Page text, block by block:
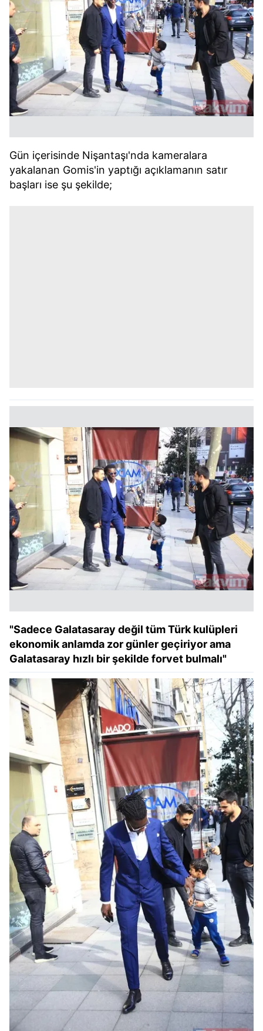
Gün içerisinde Nişantaşı'nda kameralara
yakalanan Gomis'in yaptığı açıklamanın satır
başları ise şu şekilde;
"Sadece Galatasaray değil tüm Türk kulüpleri
ekonomik anlamda zor günler geçiriyor ama
Galatasaray hızlı bir şekilde forvet bulmalı"